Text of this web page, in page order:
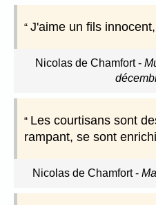
J'aime un fils
Nicolas de Chamfort-
Les courtisans sont
rampant, se sont
Nicolas de Chamfort-